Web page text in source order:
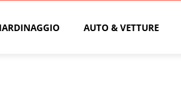
AUTO & VETTURE